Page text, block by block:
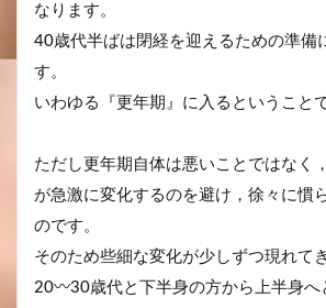
なります。
40歳代半ばは閉経を迎えるための準備
す。
いわゆる『更年期』に入るということ
ただし更年期自体は悪いことではなく
が急激に変化するのを避け，徐々に慣
のです。
そのため些細な変化が少しずつ現れて
20〰30歳代と下半身の方から上半身へ